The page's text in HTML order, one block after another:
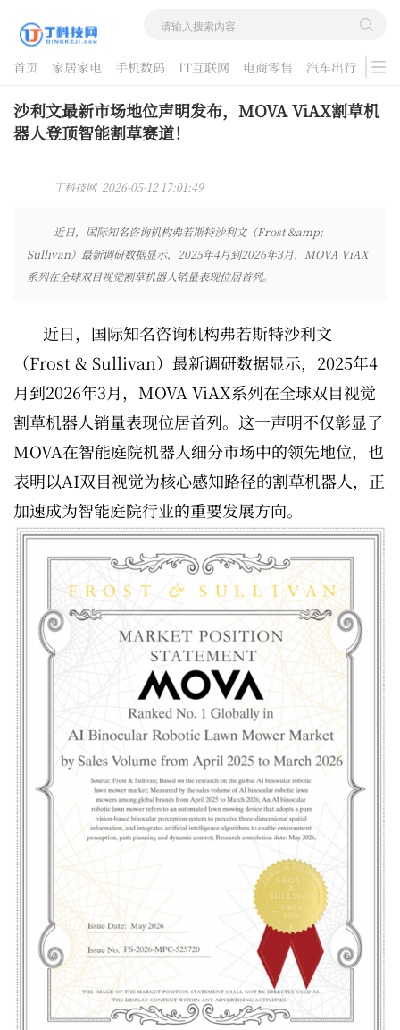
首页 家居家电 手机数码 IT互联网 电商零售 汽车出行
游戏
酷品评测
沙利文最新市场地位声明发布，MOVA ViAX割草机
器人登顶智能割草赛道！
丁科技网 2026-05-12 17:01:49
近日，国际知名咨询机构弗若斯特沙利文（Frost &amp;
Sullivan）最新调研数据显示，2025年4月到2026年3月，MOVA ViAX
系列在全球双目视觉割草机器人销量表现位居首列。
近日，国际知名咨询机构弗若斯特沙利文
（Frost & Sullivan）最新调研数据显示，2025年4
月到2026年3月，MOVA ViAX系列在全球双目视觉
割草机器人销量表现位居首列。这一声明不仅彰显了
MOVA在智能庭院机器人细分市场中的领先地位，也
表明以AI双目视觉为核心感知路径的割草机器人，正
加速成为智能庭院行业的重要发展方向。